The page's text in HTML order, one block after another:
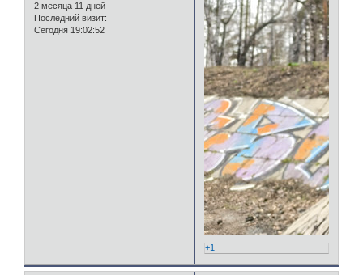
2 месяца 11 дней
Последний визит:
Сегодня 19:02:52
+1